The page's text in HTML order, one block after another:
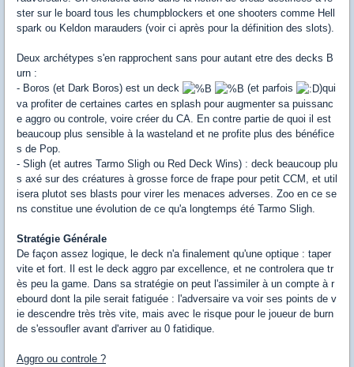
ster sur le board tous les chumpblockers et one shooters comme Hell
spark ou Keldon marauders (voir ci après pour la définition des slots).
Deux archétypes s'en rapprochent sans pour autant etre des decks B
urn :
- Boros (et Dark Boros) est un deck
(et parfois
)qui
va profiter de certaines cartes en splash pour augmenter sa puissanc
e aggro ou controle, voire créer du CA. En contre partie de quoi il est
beaucoup plus sensible à la wasteland et ne profite plus des bénéfice
s de Pop.
- Sligh (et autres Tarmo Sligh ou Red Deck Wins) : deck beaucoup plu
s axé sur des créatures à grosse force de frape pour petit CCM, et util
isera plutot ses blasts pour virer les menaces adverses. Zoo en ce se
ns constitue une évolution de ce qu'a longtemps été Tarmo Sligh.
Stratégie Générale
De façon assez logique, le deck n'a finalement qu'une optique : taper
vite et fort. Il est le deck aggro par excellence, et ne controlera que tr
ès peu la game. Dans sa stratégie on peut l'assimiler à un compte à r
ebourd dont la pile serait fatiguée : l'adversaire va voir ses points de v
ie descendre très très vite, mais avec le risque pour le joueur de burn
de s'essoufler avant d'arriver au 0 fatidique.
Aggro ou controle ?